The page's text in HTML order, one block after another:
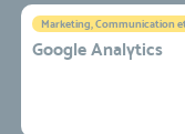
Marketing, Communication
Google Analytics